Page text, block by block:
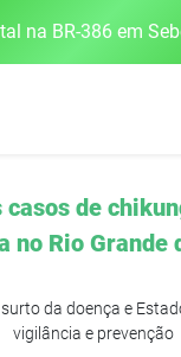
de
no Rio Grande
da doença e
vigilância e prevenção